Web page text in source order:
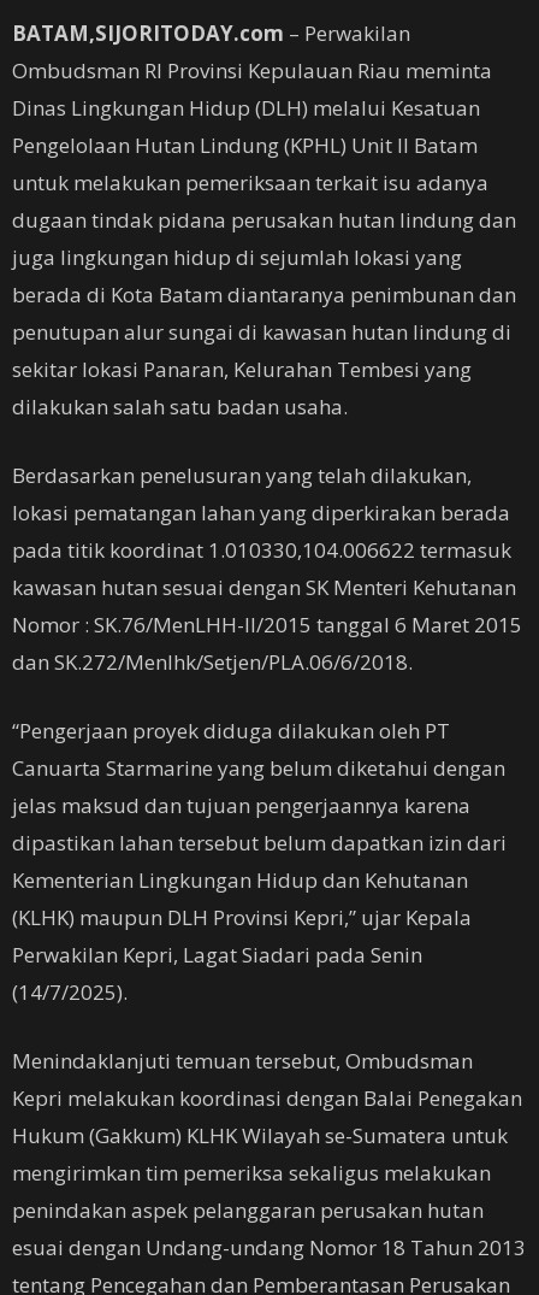
BATAM,SIJORITODAY.com – Perwakilan
Ombudsman RI Provinsi Kepulauan Riau meminta
Dinas Lingkungan Hidup (DLH) melalui Kesatuan
Pengelolaan Hutan Lindung (KPHL) Unit II Batam
untuk melakukan pemeriksaan terkait isu adanya
dugaan tindak pidana perusakan hutan lindung dan
juga lingkungan hidup di sejumlah lokasi yang
berada di Kota Batam diantaranya penimbunan dan
penutupan alur sungai di kawasan hutan lindung di
sekitar lokasi Panaran, Kelurahan Tembesi yang
dilakukan salah satu badan usaha.
Berdasarkan penelusuran yang telah dilakukan,
lokasi pematangan lahan yang diperkirakan berada
pada titik koordinat 1.010330,104.006622 termasuk
kawasan hutan sesuai dengan SK Menteri Kehutanan
Nomor : SK.76/MenLHH-II/2015 tanggal 6 Maret 2015
dan SK.272/Menlhk/Setjen/PLA.06/6/2018.
“Pengerjaan proyek diduga dilakukan oleh PT
Canuarta Starmarine yang belum diketahui dengan
jelas maksud dan tujuan pengerjaannya karena
dipastikan lahan tersebut belum dapatkan izin dari
Kementerian Lingkungan Hidup dan Kehutanan
(KLHK) maupun DLH Provinsi Kepri,” ujar Kepala
Perwakilan Kepri, Lagat Siadari pada Senin
(14/7/2025).
Menindaklanjuti temuan tersebut, Ombudsman
Kepri melakukan koordinasi dengan Balai Penegakan
Hukum (Gakkum) KLHK Wilayah se-Sumatera untuk
mengirimkan tim pemeriksa sekaligus melakukan
penindakan aspek pelanggaran perusakan hutan
esuai dengan Undang-undang Nomor 18 Tahun 2013
tentang Pencegahan dan Pemberantasan Perusakan